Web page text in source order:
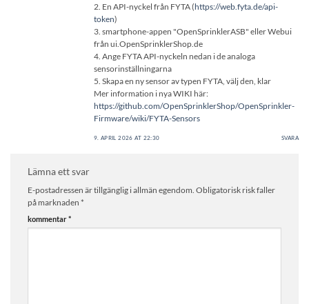
2. En API-nyckel från FYTA (https://web.fyta.de/api-
token)
3. smartphone-appen "OpenSprinklerASB" eller Webui
från ui.OpenSprinklerShop.de
4. Ange FYTA API-nyckeln nedan i de analoga
sensorinställningarna
5. Skapa en ny sensor av typen FYTA, välj den, klar
Mer information i nya WIKI här:
https://github.com/OpenSprinklerShop/OpenSprinkler-
Firmware/wiki/FYTA-Sensors
9. APRIL 2026 AT 22:30 SVARA
Lämna ett svar
E-postadressen är tillgänglig i allmän egendom. Obligatorisk risk faller
på marknaden *
kommentar*